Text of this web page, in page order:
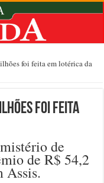
foi feita em lotérica da
foi feita
de
de R$ 54,2
Assis.